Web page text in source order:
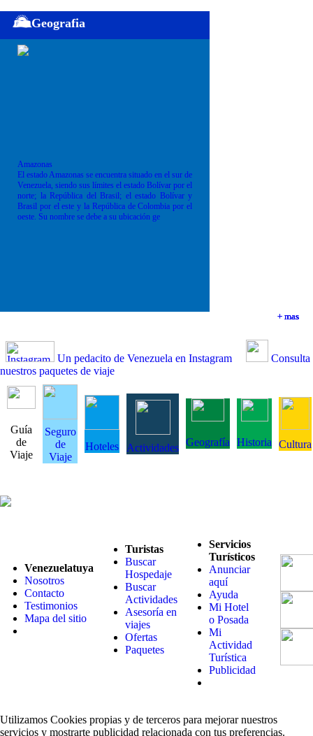
+ mas
+ mas
+ mas
Geografia
Amazonas
El estado Amazonas se encuentra situado en el sur de
Venezuela, siendo sus límites el estado Bolívar por el
norte; la República del Brasil; el estado Bolívar y
Brasil por el este y la República de Colombia por el
oeste. Su nombre se debe a su ubicación ge
+ mas
Un pedacito de Venezuela en Instagram
Consulta
nuestros paquetes de viaje
Guía
de
Viaje
Seguro
de
Viaje
Hoteles Actividades Geografía Historia Cultura
Venezuelatuya
Nosotros
Contacto
Testimonios
Mapa del sitio
Turistas
Buscar
Hospedaje
Buscar
Actividades
Asesoría en
viajes
Ofertas
Paquetes
Servicios
Turísticos
Anunciar
aquí
Ayuda
Mi Hotel
o Posada
Mi
Actividad
Turística
Publicidad
Utilizamos Cookies propias y de terceros para mejorar nuestros
servicios y mostrarte publicidad relacionada con tus preferencias.